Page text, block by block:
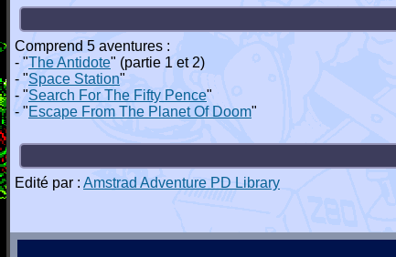
Comprend 5 aventures :
- "The Antidote" (partie 1 et 2)
- "Space Station"
- "Search For The Fifty Pence"
- "Escape From The Planet Of Doom"
Edité par : Amstrad Adventure PD Library